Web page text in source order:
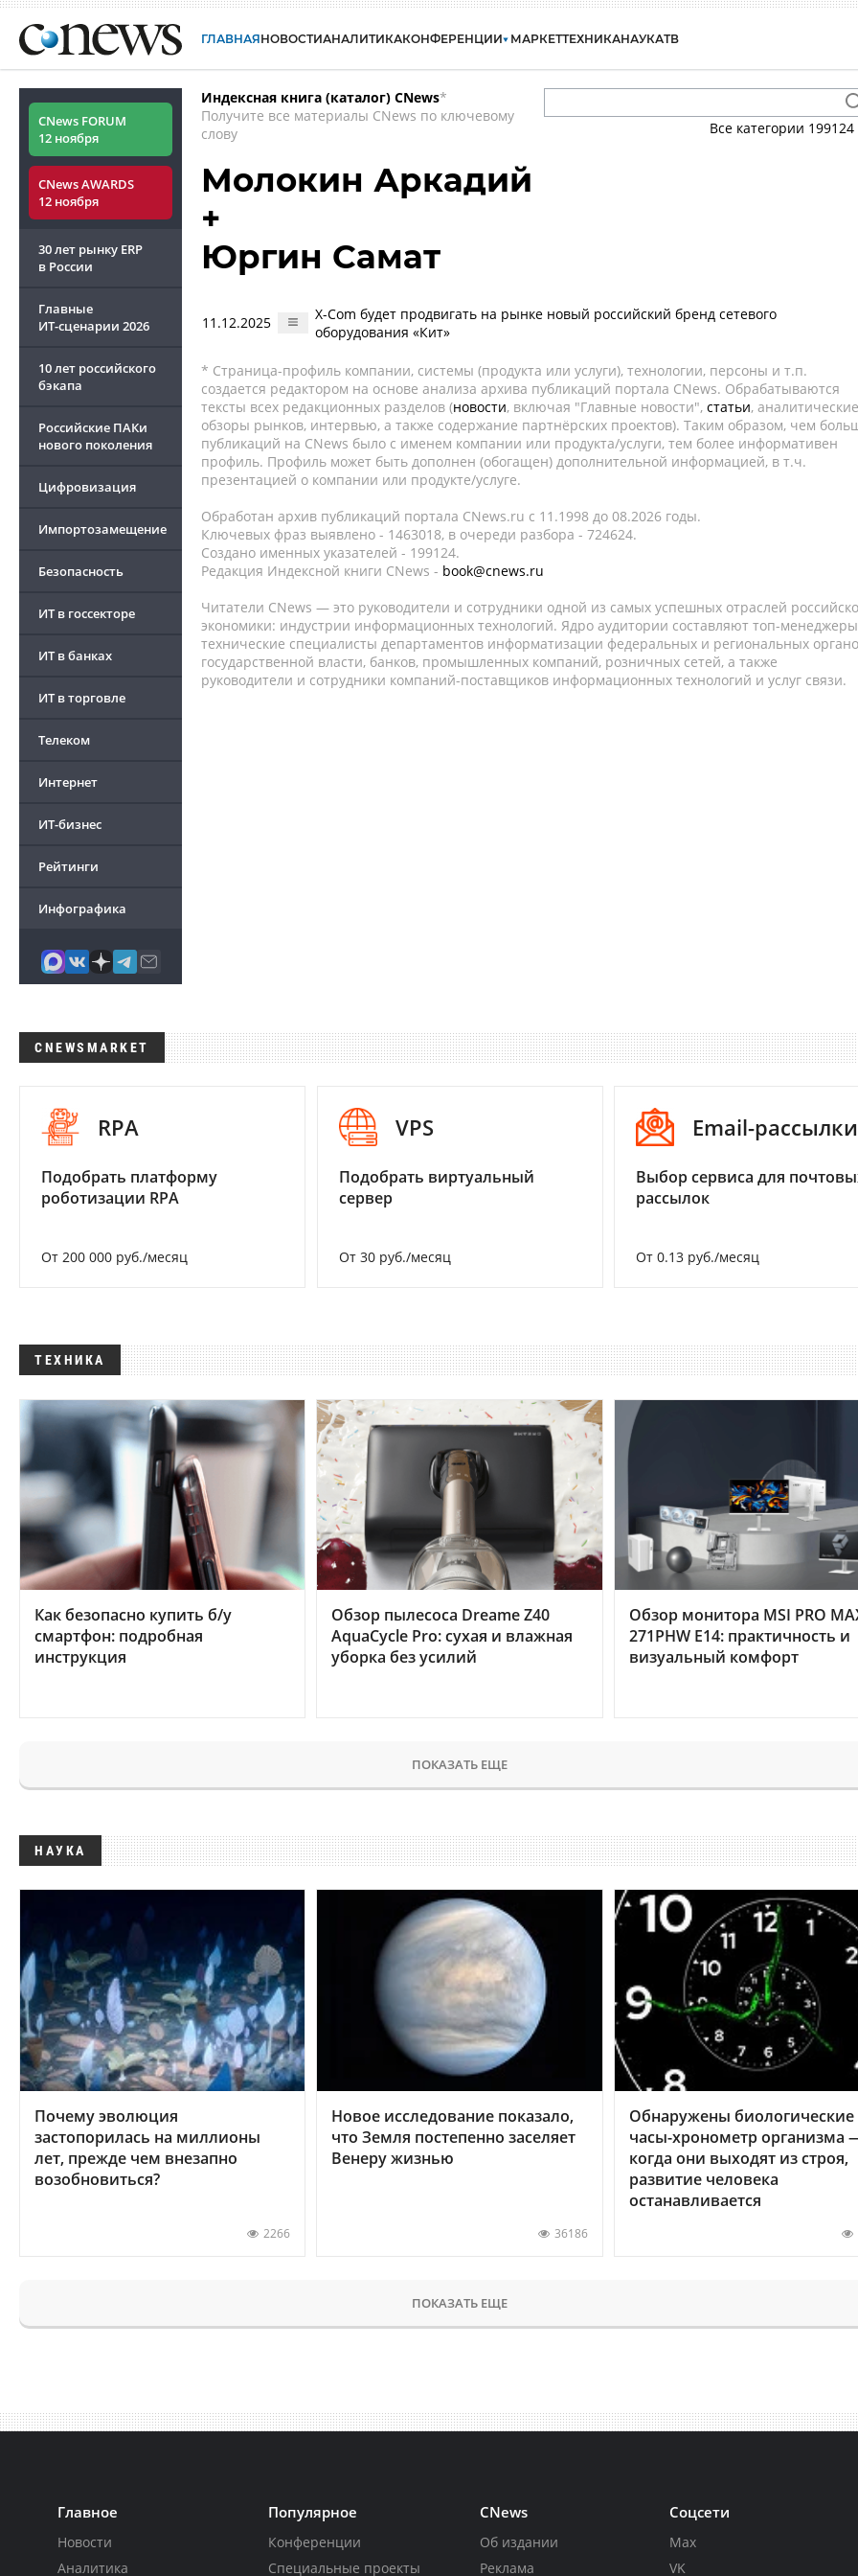
ГЛАВНАЯНОВОСТИАНАЛИТИКАКОНФЕРЕНЦИИ МАРКЕТТЕХНИКАНАУКАТВ
CNews FORUM
12 ноября
CNews AWARDS
12 ноября
30 лет рынку ERP
в России
Главные
ИТ-сценарии 2026
10 лет российского
бэкапа
Российские ПАКи
нового поколения
Цифровизация
Импортозамещение
Безопасность
ИТ в госсекторе
ИТ в банках
ИТ в торговле
Телеком
Интернет
ИТ-бизнес
Рейтинги
Инфографика
Индексная книга (каталог) CNews*
Получите все материалы CNews по ключевому
слову
Все категории 199124
Молокин Аркадий
+
Юргин Самат
11.12.2025
X-Com будет продвигать на рынке новый российский бренд сетевого
оборудования «Кит»
* Страница-профиль компании, системы (продукта или услуги), технологии, персоны и т.п.
создается редактором на основе анализа архива публикаций портала CNews. Обрабатываются
тексты всех редакционных разделов (новости, включая "Главные новости", статьи, аналитические
обзоры рынков, интервью, а также содержание партнёрских проектов). Таким образом, чем
публикаций на CNews было с именем компании или продукта/услуги, тем более информативен
профиль. Профиль может быть дополнен (обогащен) дополнительной информацией, в т.ч.
презентацией о компании или продукте/услуге.
Обработан архив публикаций портала CNews.ru c 11.1998 до 08.2026 годы.
Ключевых фраз выявлено - 1463018, в очереди разбора - 724624.
Создано именных указателей - 199124.
Редакция Индексной книги CNews - book@cnews.ru
Читатели CNews — это руководители и сотрудники одной из самых успешных отраслей
экономики: индустрии информационных технологий. Ядро аудитории составляют топ-
технические специалисты департаментов информатизации федеральных и региональных
государственной власти, банков, промышленных компаний, розничных сетей, а также
руководители и сотрудники компаний-поставщиков информационных технологий и услуг связи.
CNEWSMARKET
RPA
Подобрать платформу
роботизации RPA
От 200 000 руб./месяц
VPS
Подобрать виртуальный
сервер
От 30 руб./месяц
Email-рассылки
Выбор сервиса для
рассылок
От 0.13 руб./месяц
ТЕХНИКА
Как безопасно купить б/у
смартфон: подробная
инструкция
Обзор пылесоса Dreame Z40
AquaCycle Pro: сухая и влажная
уборка без усилий
Обзор монитора MSI PRO
271PHW E14: практичность и
визуальный комфорт
ПОКАЗАТЬ ЕЩЕ
НАУКА
Почему эволюция
застопорилась на миллионы
лет, прежде чем внезапно
возобновиться?
2266
Новое исследование показало,
что Земля постепенно заселяет
Венеру жизнью
36186
Обнаружены биологические
часы-хронометр организма
когда они выходят из строя,
развитие человека
останавливается
ПОКАЗАТЬ ЕЩЕ
Главное
Новости
Аналитика
Популярное
Конференции
Специальные проекты
CNews
Об издании
Реклама
Соцсети
Max
VK